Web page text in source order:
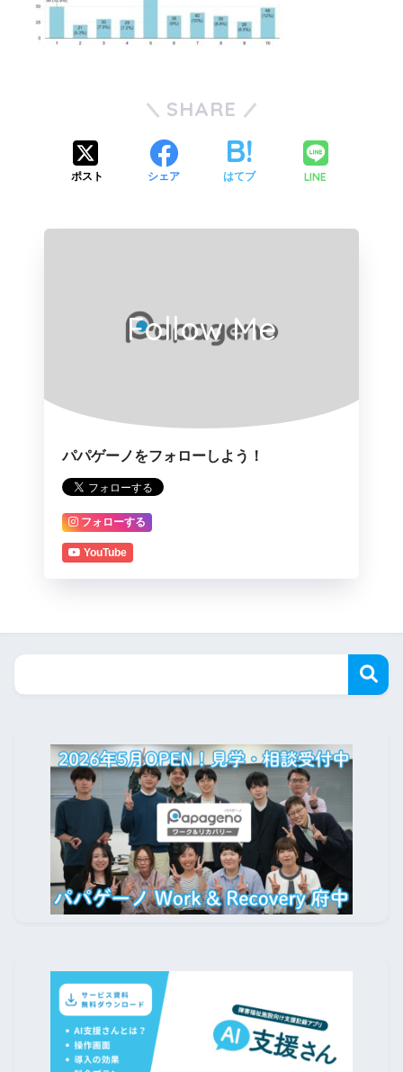
SHARE
ポスト シェア はてブ LINE
Follow Me
パパゲーノをフォローしよう！
フォローする
YouTube